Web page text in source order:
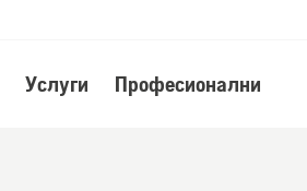
Услуги Професионални